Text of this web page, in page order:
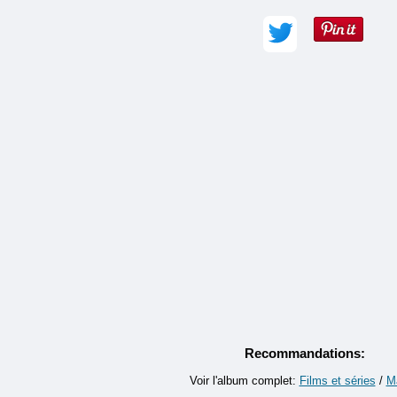
Recommandations:
Voir l'album complet: Films et séries /